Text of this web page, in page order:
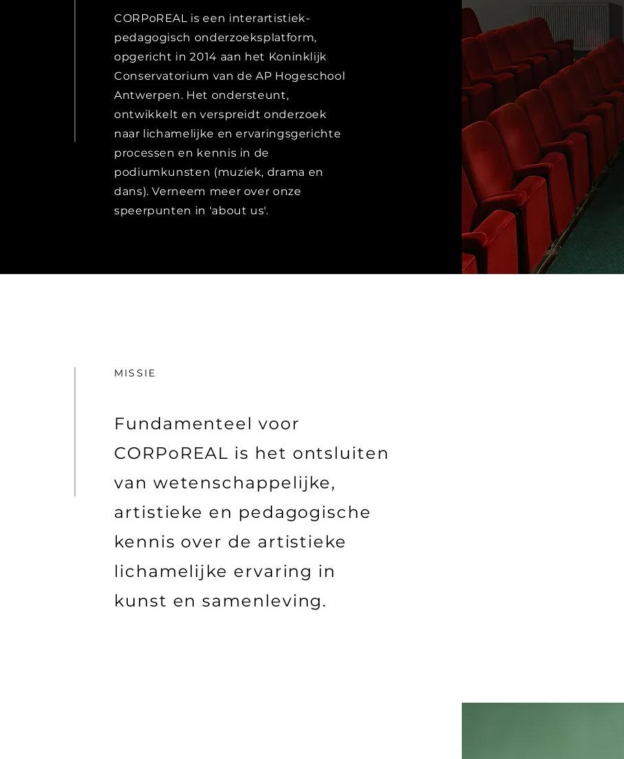
CORPoREAL is een interartistiek-
pedagogisch onderzoeksplatform,
opgericht in 2014 aan het Koninklijk
Conservatorium van de AP Hogeschool
Antwerpen. Het ondersteunt,
ontwikkelt en verspreidt onderzoek
naar lichamelijke en ervaringsgerichte
processen en kennis in de
podiumkunsten (muziek, drama en
dans). Verneem meer over onze
speerpunten in 'about us'.
MISSIE
Fundamenteel voor
CORPoREAL is het ontsluiten
van wetenschappelijke,
artistieke en pedagogische
kennis over de artistieke
lichamelijke ervaring in
kunst en samenleving.